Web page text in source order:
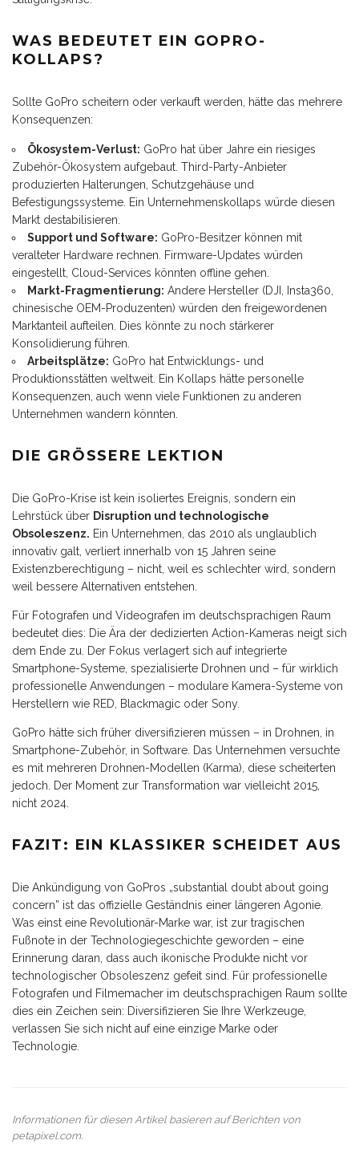
WAS BEDEUTET EIN GOPRO-
KOLLAPS?
Sollte GoPro scheitern oder verkauft werden, hätte das mehrere
Konsequenzen:
Ökosystem-Verlust: GoPro hat über Jahre ein riesiges
Zubehör-Ökosystem aufgebaut. Third-Party-Anbieter
produzierten Halterungen, Schutzgehäuse und
Befestigungssysteme. Ein Unternehmenskollaps würde diesen
Markt destabilisieren.
Support und Software: GoPro-Besitzer können mit
veralteter Hardware rechnen. Firmware-Updates würden
eingestellt, Cloud-Services könnten offline gehen.
Markt-Fragmentierung: Andere Hersteller (DJI, Insta360,
chinesische OEM-Produzenten) würden den freigewordenen
Marktanteil aufteilen. Dies könnte zu noch stärkerer
Konsolidierung führen.
Arbeitsplätze: GoPro hat Entwicklungs- und
Produktionsstätten weltweit. Ein Kollaps hätte personelle
Konsequenzen, auch wenn viele Funktionen zu anderen
Unternehmen wandern könnten.
DIE GRÖSSERE LEKTION
Die GoPro-Krise ist kein isoliertes Ereignis, sondern ein
Lehrstück über Disruption und technologische
Obsoleszenz. Ein Unternehmen, das 2010 als unglaublich
innovativ galt, verliert innerhalb von 15 Jahren seine
Existenzberechtigung – nicht, weil es schlechter wird, sondern
weil bessere Alternativen entstehen.
Für Fotografen und Videografen im deutschsprachigen Raum
bedeutet dies: Die Ära der dedizierten Action-Kameras neigt sich
dem Ende zu. Der Fokus verlagert sich auf integrierte
Smartphone-Systeme, spezialisierte Drohnen und – für wirklich
professionelle Anwendungen – modulare Kamera-Systeme von
Herstellern wie RED, Blackmagic oder Sony.
GoPro hätte sich früher diversifizieren müssen – in Drohnen, in
Smartphone-Zubehör, in Software. Das Unternehmen versuchte
es mit mehreren Drohnen-Modellen (Karma), diese scheiterten
jedoch. Der Moment zur Transformation war vielleicht 2015,
nicht 2024.
FAZIT: EIN KLASSIKER SCHEIDET AUS
Die Ankündigung von GoPros „substantial doubt about going
concern” ist das offizielle Geständnis einer längeren Agonie.
Was einst eine Revolutionär-Marke war, ist zur tragischen
Fußnote in der Technologiegeschichte geworden – eine
Erinnerung daran, dass auch ikonische Produkte nicht vor
technologischer Obsoleszenz gefeit sind. Für professionelle
Fotografen und Filmemacher im deutschsprachigen Raum sollte
dies ein Zeichen sein: Diversifizieren Sie Ihre Werkzeuge,
verlassen Sie sich nicht auf eine einzige Marke oder
Technologie.
Informationen für diesen Artikel basieren auf Berichten von
petapixel.com.